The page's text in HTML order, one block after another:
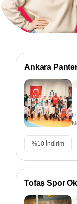
Ankara
%10 İndirim
Tofaş Spor